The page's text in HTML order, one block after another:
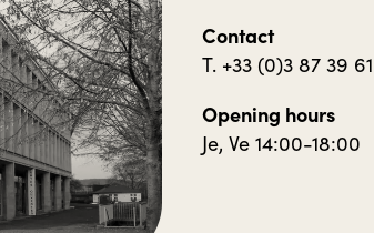
Contact
T. +33 (0)3 87 39
Opening hours
Je, Ve 14:00-18:00